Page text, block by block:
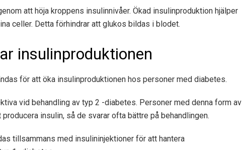
att höja kroppens insulinnivåer. Ökad insulinproduktion hjälper
celler. Detta förhindrar att glukos bildas i blodet.
insulinproduktionen
för att öka insulinproduktionen hos personer med diabetes.
vid behandling av typ 2 -diabetes. Personer med denna form av
insulin, så de svarar ofta bättre på behandlingen.
tillsammans med insulininjektioner för att hantera